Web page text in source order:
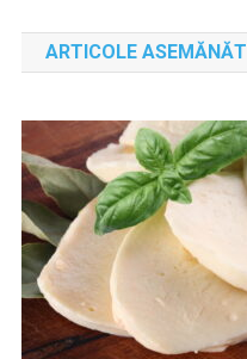
în
articole
ARTICOLE